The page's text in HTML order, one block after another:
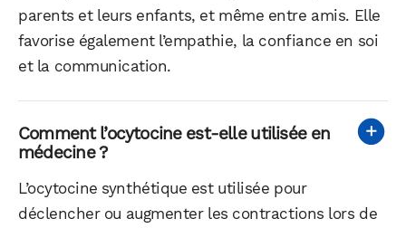
parents et leurs enfants, et même entre amis. Elle
favorise également l’empathie, la confiance en soi
et la communication.
Comment l’ocytocine est-elle utilisée en
médecine ?
L’ocytocine synthétique est utilisée pour
déclencher ou augmenter les contractions lors de